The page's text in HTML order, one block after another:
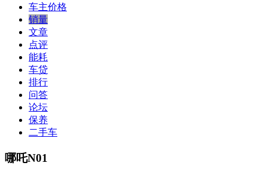
车主价格
销量
文章
点评
能耗
车贷
排行
问答
论坛
保养
二手车
哪吒N01